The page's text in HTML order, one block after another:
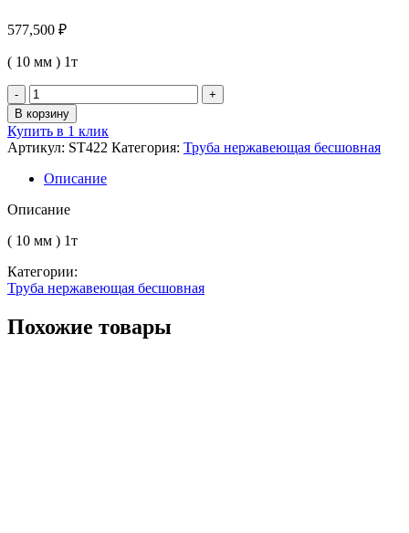
577,500 ₽
( 10 мм ) 1т
Количество
товара
Труба
бесшовная
нерж.
76
12Х18Н10Т
В корзину
Купить в 1 клик
Артикул: ST422 Категория: Труба нержавеющая бесшовная
Описание
Описание
( 10 мм ) 1т
Категории:
Труба нержавеющая бесшовная
Похожие товары